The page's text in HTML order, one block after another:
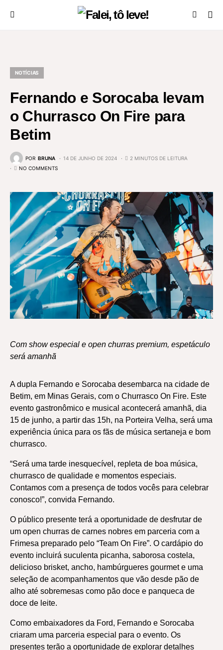
NOTÍCIAS
Fernando e Sorocaba levam
o Churrasco On Fire para
Betim
POR BRUNA 14 DE JUNHO DE 2024
2 MINUTOS DE LEITURA
NO COMMENTS
Com show especial e open churras premium, espetáculo
será amanhã
A dupla Fernando e Sorocaba desembarca na cidade de
Betim, em Minas Gerais, com o Churrasco On Fire. Este
evento gastronômico e musical acontecerá amanhã, dia
15 de junho, a partir das 15h, na Porteira Velha, será uma
experiência única para os fãs de música sertaneja e bom
churrasco.
“Será uma tarde inesquecível, repleta de boa música,
churrasco de qualidade e momentos especiais.
Contamos com a presença de todos vocês para celebrar
conosco!”, convida Fernando.
O público presente terá a oportunidade de desfrutar de
um open churras de carnes nobres em parceria com a
Frimesa preparado pelo “Team On Fire”. O cardápio do
evento incluirá suculenta picanha, saborosa costela,
delicioso brisket, ancho, hambúrgueres gourmet e uma
seleção de acompanhamentos que vão desde pão de
alho até sobremesas como pão doce e panqueca de
doce de leite.
Como embaixadores da Ford, Fernando e Sorocaba
criaram uma parceria especial para o evento. Os
presentes terão a oportunidade de explorar detalhes